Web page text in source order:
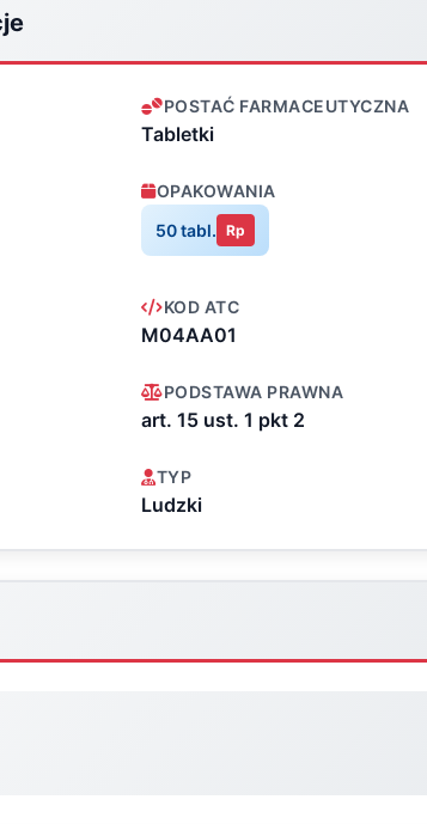
POSTAĆ FARMACEUTYCZNA
Tabletki
OPAKOWANIA
50 tabl. Rp
KOD ATC
M04AA01
PODSTAWA PRAWNA
art. 15 ust. 1 pkt 2
TYP
Ludzki